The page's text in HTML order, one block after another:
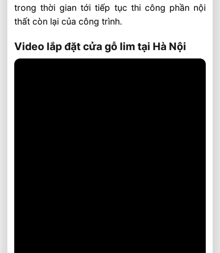
trong thời gian tới tiếp tục thi công phần nội
thất còn lại của công trình.
Video lắp đặt cửa gỗ lim tại Hà Nội